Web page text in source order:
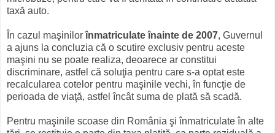
taxă auto.
În cazul maşinilorînmatriculate înainte de 2007, Guvernul
a ajuns la concluzia că o scutire exclusiv pentru aceste
maşini nu se poate realiza, deoarece ar constitui
discriminare, astfel că soluţia pentru care s-a optat este
recalcularea cotelor pentru maşinile vechi, în funcţie de
perioada de viaţă, astfel încât suma de plată să scadă.
Pentru maşinile scoase din România şi înmatriculate în alte